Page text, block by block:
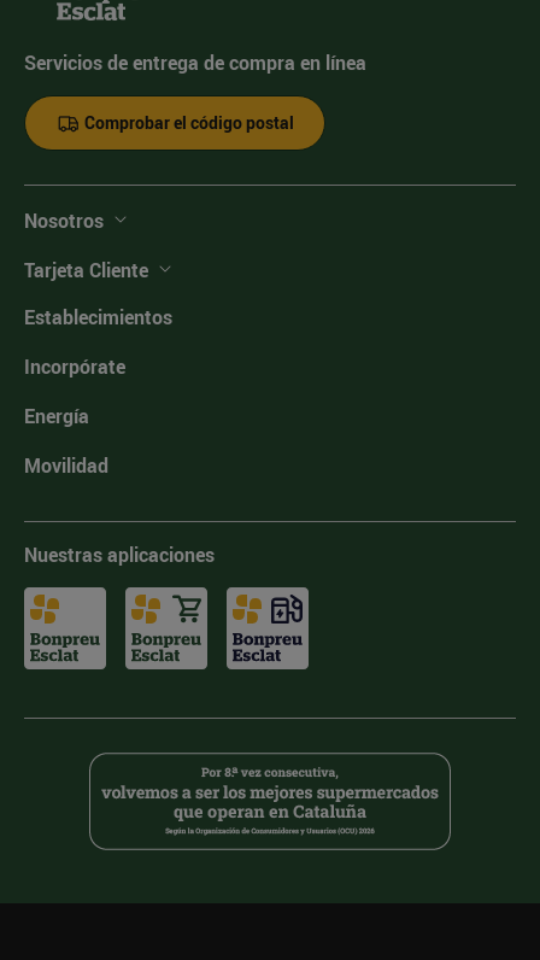
Servicios de entrega de compra en línea
Comprobar el código postal
Nosotros
Tarjeta Cliente
Establecimientos
Incorpórate
Energía
Movilidad
Nuestras aplicaciones